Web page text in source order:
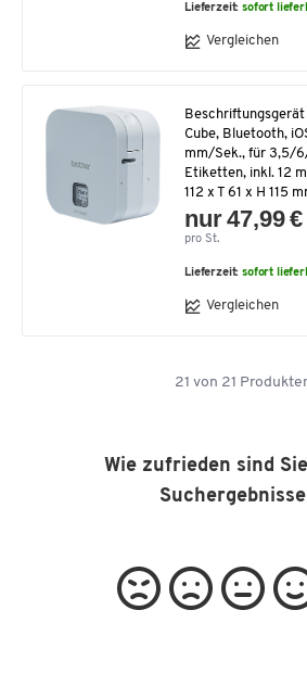
Lieferzeit:sofort
Vergleichen
Cube, Bluetooth,
mm/Sek., für 3,5/
Etiketten, inkl. 12
112 x T 61 x H 115
nur 47,99 €
pro St.
Lieferzeit:sofort
Vergleichen
21 von 21
Wie zufrieden sind